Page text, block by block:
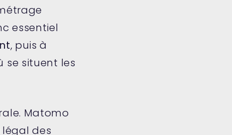
essentiel
, puis à
se situent les
Matomo
des